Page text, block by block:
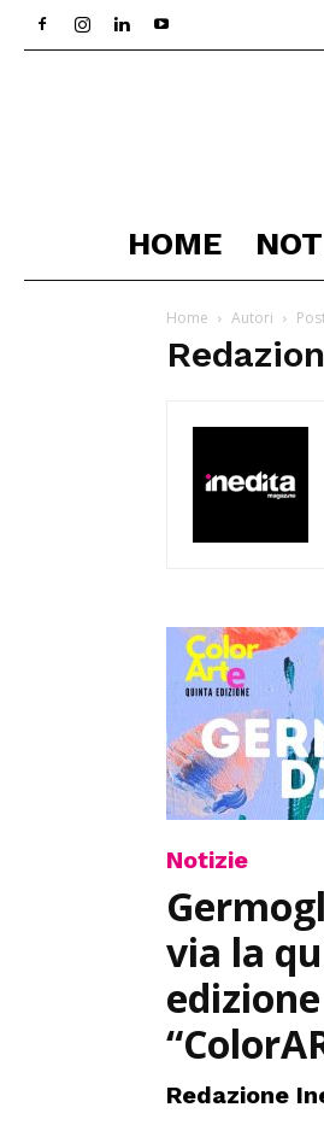
HOME
Home Autori
Notizie
via la
Redazione